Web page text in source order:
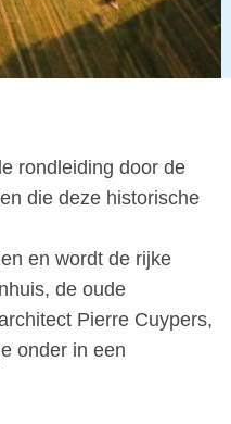
rondleiding door de
die deze historische
en wordt de rijke
de oude
Pierre Cuypers,
onder in een